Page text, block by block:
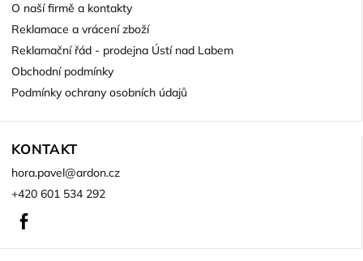
O naší firmě a kontakty
Reklamace a vrácení zboží
Reklamační řád - prodejna Ústí nad Labem
Obchodní podmínky
Podmínky ochrany osobních údajů
KONTAKT
hora.pavel@ardon.cz
+420 601 534 292